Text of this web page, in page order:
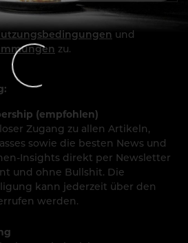
und
zu.
(empfohlen)
Zugang zu allen Artikeln,
sowie die besten News und
Insights direkt per Newsletter
und ohne Bullshit. Die
kann jederzeit über den
werden.